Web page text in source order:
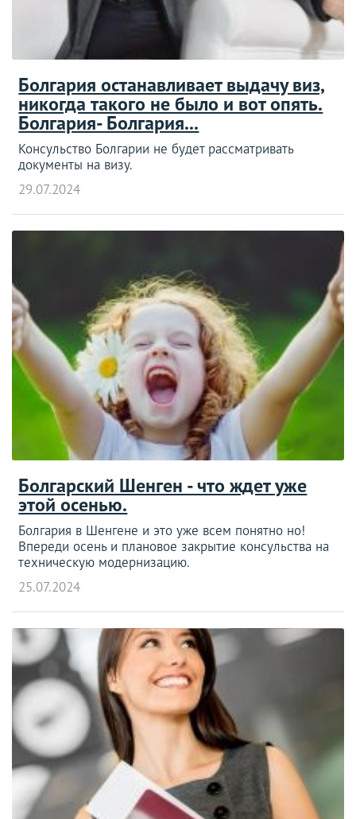
Болгария останавливает выдачу виз,
никогда такого не было и вот опять.
Болгария- Болгария...
Консульство Болгарии не будет рассматривать
документы на визу.
29.07.2024
Болгарский Шенген - что ждет уже
этой осенью.
Болгария в Шенгене и это уже всем понятно но!
Впереди осень и плановое закрытие консульства на
техническую модернизацию.
25.07.2024